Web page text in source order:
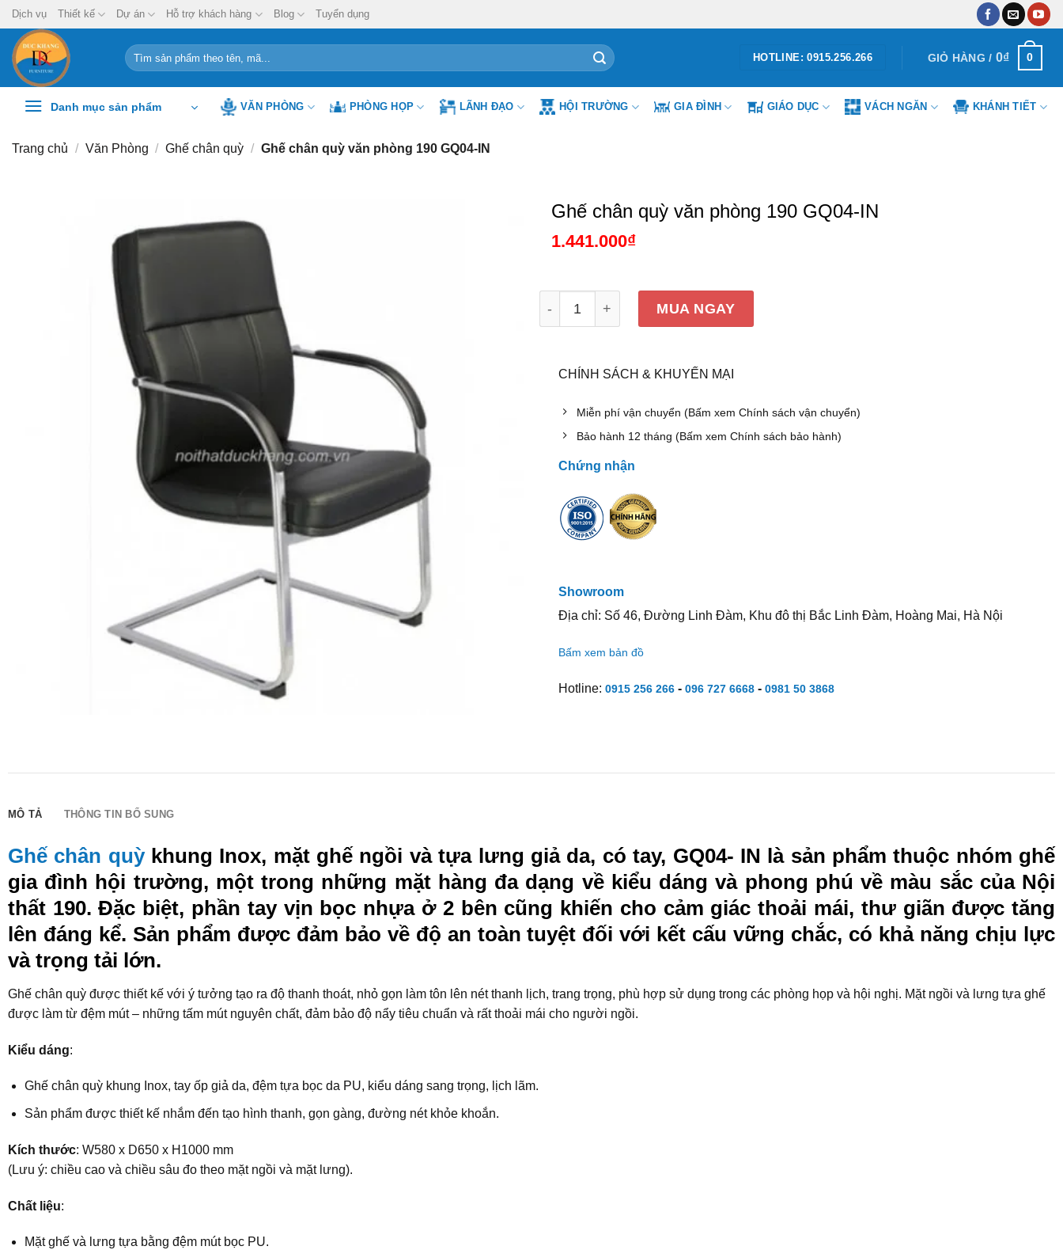
Chuyển
đến
nội
dung
Dịch vụ Thiết kế Dự án Hỗ trợ khách hàng Blog Tuyển dụng
Tìm
kiếm:
HOTLINE: 0915.256.266 GIỎ HÀNG / 0₫ 0
Danh mục sản phẩm VĂN PHÒNG PHÒNG HỌP LÃNH ĐẠO HỘI TRƯỜNG GIA ĐÌNH GIÁO DỤC VÁCH NGĂN KHÁNH TIẾT
Trang chủ / Văn Phòng / Ghế chân quỳ / Ghế chân quỳ văn phòng 190 GQ04-IN
Ghế chân quỳ văn phòng 190 GQ04-IN
1.441.000₫
MUA NGAY
CHÍNH SÁCH & KHUYẾN MẠI
Miễn phí vận chuyển (Bấm xem Chính sách vận chuyển)
Bảo hành 12 tháng (Bấm xem Chính sách bảo hành)
Chứng nhận
Showroom
Địa chỉ: Số 46, Đường Linh Đàm, Khu đô thị Bắc Linh Đàm, Hoàng Mai, Hà Nội
Bấm xem bản đồ
Hotline: 0915 256 266- 096 727 6668- 0981 50 3868
MÔ TẢ THÔNG TIN BỔ SUNG
Ghế chân quỳkhung Inox, mặt ghế ngồi và tựa lưng giả da, có tay, GQ04- IN là sản phẩm thuộc nhóm ghế
gia đình hội trường, một trong những mặt hàng đa dạng về kiểu dáng và phong phú về màu sắc của Nội
thất 190. Đặc biệt, phần tay vịn bọc nhựa ở 2 bên cũng khiến cho cảm giác thoải mái, thư giãn được tăng
lên đáng kể. Sản phẩm được đảm bảo về độ an toàn tuyệt đối với kết cấu vững chắc, có khả năng chịu lực
và trọng tải lớn.
Ghế chân quỳ được thiết kế với ý tưởng tạo ra độ thanh thoát, nhỏ gọn làm tôn lên nét thanh lịch, trang trọng, phù hợp sử dụng trong các phòng họp và hội nghị. Mặt ngồi và lưng tựa ghế
được làm từ đệm mút – những tấm mút nguyên chất, đảm bảo độ nẩy tiêu chuẩn và rất thoải mái cho người ngồi.
Kiểu dáng:
Ghế chân quỳ khung Inox, tay ốp giả da, đệm tựa bọc da PU, kiểu dáng sang trọng, lịch lãm.
Sản phẩm được thiết kế nhắm đến tạo hình thanh, gọn gàng, đường nét khỏe khoắn.
Kích thước: W580 x D650 x H1000 mm
(Lưu ý: chiều cao và chiều sâu đo theo mặt ngồi và mặt lưng).
Chất liệu:
Mặt ghế và lưng tựa bằng đệm mút bọc PU.